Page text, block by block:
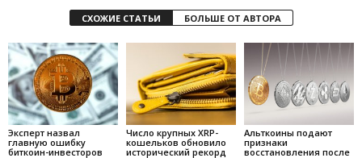
СХОЖИЕ СТАТЬИ БОЛЬШЕ ОТ АВТОРА
Эксперт назвал
главную ошибку
биткоин-инвесторов
Число крупных XRP-
кошельков обновило
исторический рекорд
Альткоины подают
признаки
восстановления после